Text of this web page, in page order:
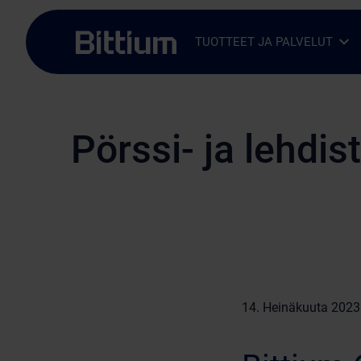
Siirry sisältöön
TUOTTEET JA PALVELUTAvaa alavalikko
Sulje alavalikko
Pörssi- ja
14. Heinäkuuta 2023